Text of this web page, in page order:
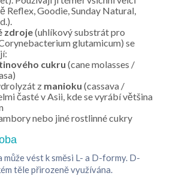
Reflex, Goodie, Sunday Natural,
zdroje(uhlíkový substrát pro
glutamicum) se
cukru (cane molasses /
z manioku (cassava /
časté v Asii, kde se vyrábí většina
nebo jiné rostlinné cukry
může vést k směsi L- a D-formy. D-
těle přirozeně využívána.